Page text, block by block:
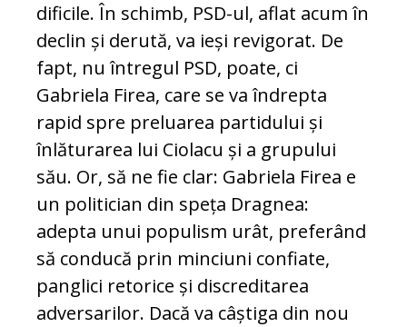
dificile. În schimb, PSD-ul, aflat acum în
declin și derută, va ieși revigorat. De
fapt, nu întregul PSD, poate, ci
Gabriela Firea, care se va îndrepta
rapid spre preluarea partidului și
înlăturarea lui Ciolacu și a grupului
său. Or, să ne fie clar: Gabriela Firea e
un politician din speța Dragnea:
adepta unui populism urât, preferând
să conducă prin minciuni confiate,
panglici retorice și discreditarea
adversarilor. Dacă va câștiga din nou